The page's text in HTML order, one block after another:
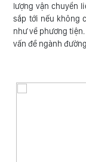
lượng vận chuyển
sắp tới nếu không
như về phương
vấn đề ngành